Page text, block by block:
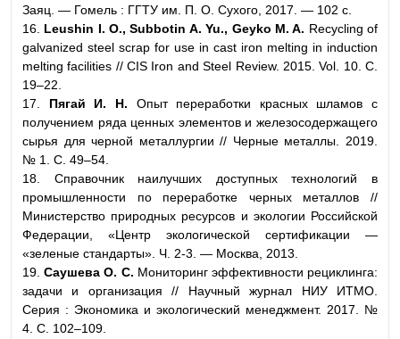
Заяц. — Гомель : ГГТУ им. П. О. Сухого, 2017. — 102 с.
16. Leushin I. O., Subbotin A. Yu., Geyko M. A. Recycling of
galvanized steel scrap for use in cast iron melting in induction
melting facilities // CIS Iron and Steel Review. 2015. Vol. 10. С.
19–22.
17. Пягай И. Н. Опыт переработки красных шламов с
получением ряда ценных элементов и железосодержащего
сырья для черной металлургии // Черные металлы. 2019.
№ 1. С. 49–54.
18. Справочник наилучших доступных технологий в
промышленности по переработке черных металлов //
Министерство природных ресурсов и экологии Российской
Федерации, «Центр экологической сертификации —
«зеленые стандарты». Ч. 2-3. — Москва, 2013.
19.Саушева О. С. Мониторинг эффективности рециклинга:
задачи и организация // Научный журнал НИУ ИТМО.
Серия : Экономика и экологический менеджмент. 2017. №
4. С. 102–109.